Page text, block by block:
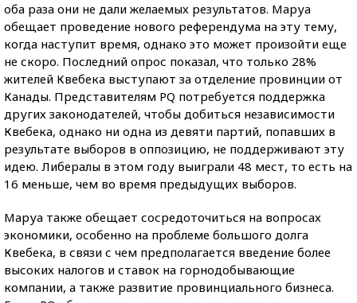
оба раза они не дали желаемых результатов. Маруа
обещает проведение нового референдума на эту тему,
когда наступит время, однако это может произойти еще
не скоро. Последний опрос показал, что только 28%
жителей Квебека выступают за отделение провинции от
Канады. Представителям PQ потребуется поддержка
других законодателей, чтобы добиться независимости
Квебека, однако ни одна из девяти партий, попавших в
результате выборов в оппозицию, не поддерживают эту
идею. Либералы в этом году выиграли 48 мест, то есть на
16 меньше, чем во время предыдущих выборов.
Маруа также обещает сосредоточиться на вопросах
экономики, особенно на проблеме большого долга
Квебека, в связи с чем предполагается введение более
высоких налогов и ставок на горнодобывающие
компании, а также развитие провинциального бизнеса.